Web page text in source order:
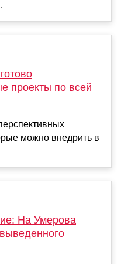
проекты по всей
можно внедрить в
На Умерова